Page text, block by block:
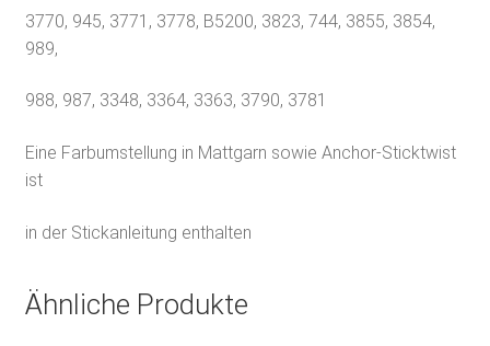
3770, 945, 3771, 3778, B5200, 3823, 744, 3855, 3854,
989,
988, 987, 3348, 3364, 3363, 3790, 3781
Eine Farbumstellung in Mattgarn sowie Anchor-Sticktwist
ist
in der Stickanleitung enthalten
Ähnliche Produkte